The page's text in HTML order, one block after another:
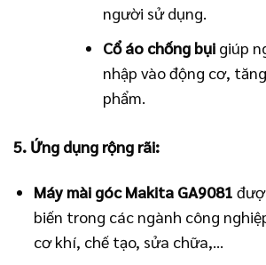
người sử dụng.
Cổ áo chống bụigiúp
nhập vào động cơ,
phẩm.
5. Ứng dụng rộng rãi:
Máy mài góc Makita GA9081
biến trong các ngành công
cơ khí, chế tạo, sửa chữa,…